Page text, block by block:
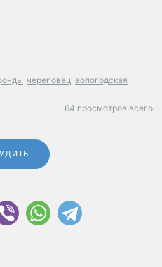
череповец вологодская
64 просмотров всего.